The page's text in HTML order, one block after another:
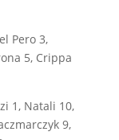
Pero 3,
5, Crippa
1, Natali 10,
9,